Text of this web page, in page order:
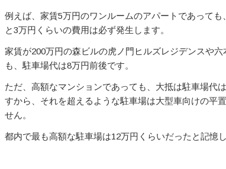
例えば、家賃5万円のワンルームのアパートであって
と3万円くらいの費用は必ず発生します。
家賃が200万円の森ビルの虎ノ門ヒルズレジデンスや
も、駐車場代は8万円前後です。
ただ、高額なマンションであっても、大抵は駐車場代
すから、それを超えるような駐車場は大型車向けの平
せん。
都内で最も高額な駐車場は12万円くらいだったと記憶し